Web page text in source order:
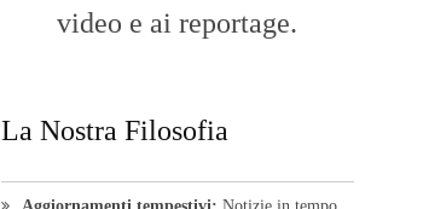
video e ai reportage.
La Nostra Filosofia